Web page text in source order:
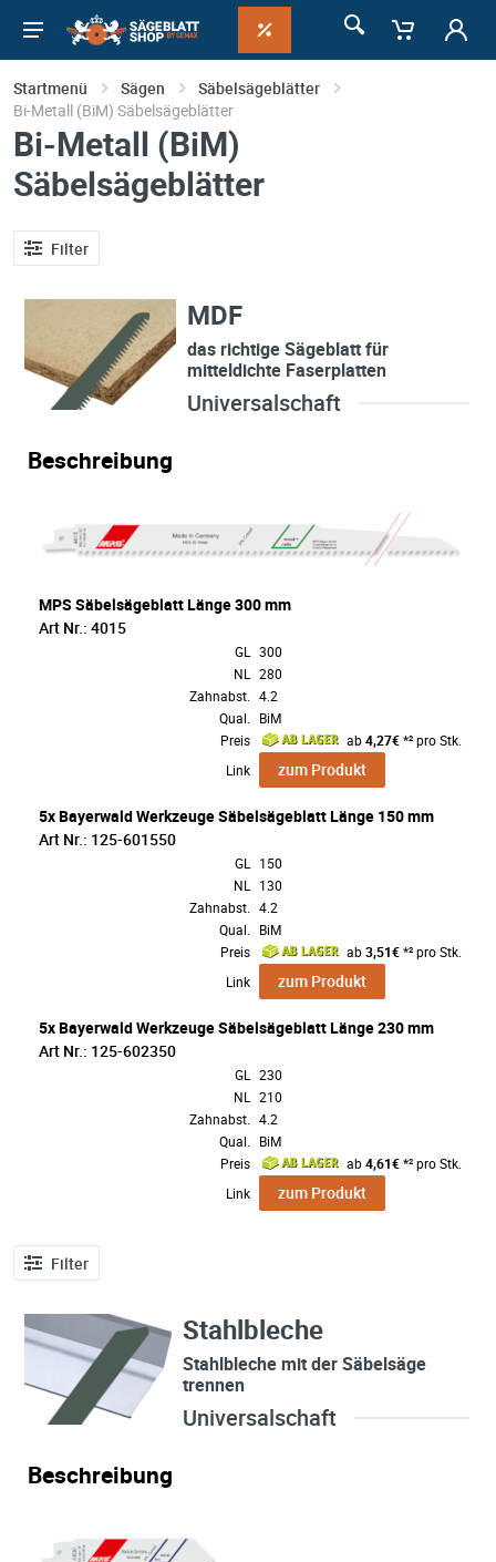
Startmenü Sägen
Säbelsägeblätter
Bi-Metall (BiM) Säbelsägeblätter
Bi-Metall (BiM)
Säbelsägeblätter
Filter
MDF
das richtige Sägeblatt für
mitteldichte Faserplatten
Universalschaft
Beschreibung
MPS Säbelsägeblatt Länge 300 mm
Art Nr.: 4015
GL
300
NL
280
Zahnabst.
4.2
Qual.
BiM
Preis
ab4,27€*² pro Stk.
Link
zum Produkt
5x Bayerwald Werkzeuge Säbelsägeblatt Länge 150 mm
Art Nr.: 125-601550
GL
150
NL
130
Zahnabst.
4.2
Qual.
BiM
Preis
ab3,51€*² pro Stk.
Link
zum Produkt
5x Bayerwald Werkzeuge Säbelsägeblatt Länge 230 mm
Art Nr.: 125-602350
GL
230
NL
210
Zahnabst.
4.2
Qual.
BiM
Preis
ab4,61€*² pro Stk.
Link
zum Produkt
Filter
Stahlbleche
Stahlbleche mit der Säbelsäge
trennen
Universalschaft
Beschreibung